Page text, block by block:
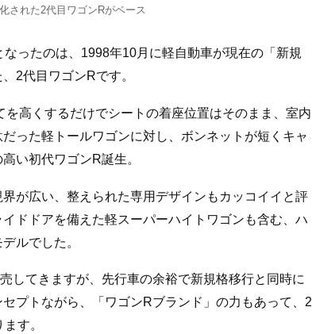
された2代目ワゴンRがベース
ったのは、1998年10月に軽自動車が現在の「新規
2代目ワゴンRです。
高くするだけでシートの着座位置はそのまま、室内
った軽トールワゴンに対し、ボンネットが短くキャ
い初代ワゴンR誕生。
が広い、整えられた専用デザインもカッコイイと評
ドドアを備えた軽スーパーハイトワゴンも含む、ハ
ルでした。
してきますが、先行車の余裕で新規格移行と同時に
プトながら、「ワゴンRブランド」の力もあって、2
す。